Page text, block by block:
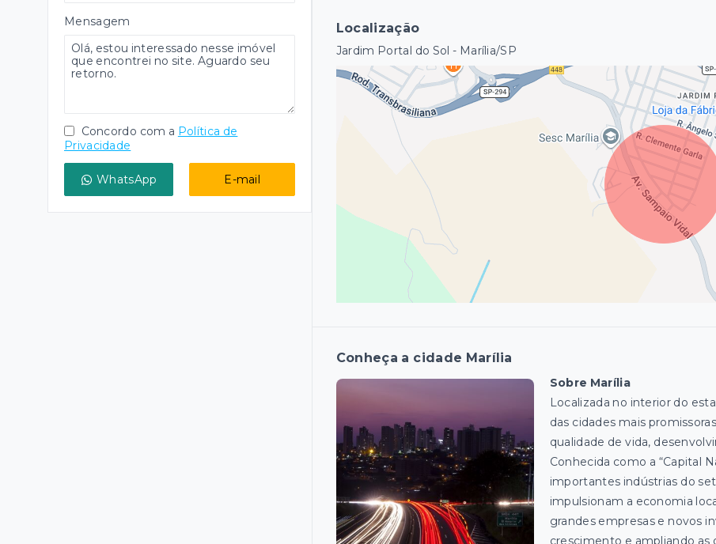
Localização
Jardim Portal do Sol - Marília/SP
Conheça a cidade Marília
Sobre Marília
Localizada no interior do
das cidades mais
qualidade de vida,
Conhecida como a “Capital
importantes indústrias do
impulsionam a economia
grandes empresas e novos
crescimento e ampliando as
Mensagem
Concordo com a Política de
Privacidade
WhatsApp E-mail